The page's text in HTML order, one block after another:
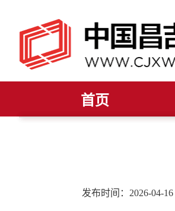
首页
发布时间：2026-04-16